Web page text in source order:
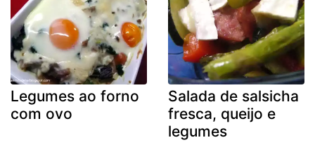
Legumes ao forno
com ovo
Salada de salsicha
fresca, queijo e
legumes